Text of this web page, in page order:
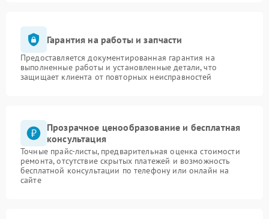
Гарантия на работы и запчасти
Предоставляется документированная гарантия на
выполненные работы и установленные детали, что
защищает клиента от повторных неисправностей
Прозрачное ценообразование и бесплатная
консультация
Точные прайс-листы, предварительная оценка стоимости
ремонта, отсутствие скрытых платежей и возможность
бесплатной консультации по телефону или онлайн на
сайте